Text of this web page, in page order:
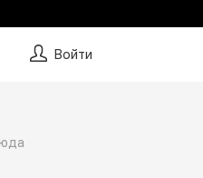
Войти